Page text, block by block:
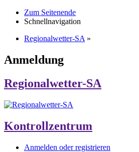
Zum Seitenende
Schnellnavigation
Regionalwetter-SA »
Anmeldung
Regionalwetter-SA
Kontrollzentrum
Anmelden oder registrieren